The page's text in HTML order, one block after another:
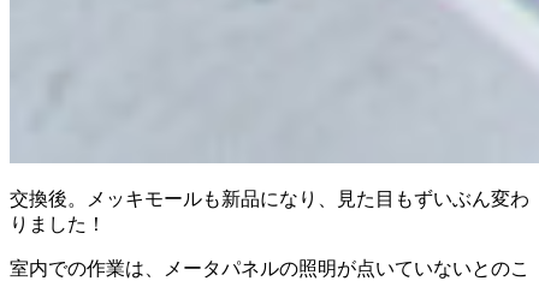
交換後。メッキモールも新品になり、見た目もずいぶん変わ
りました！
室内での作業は、メータパネルの照明が点いていないとのこ